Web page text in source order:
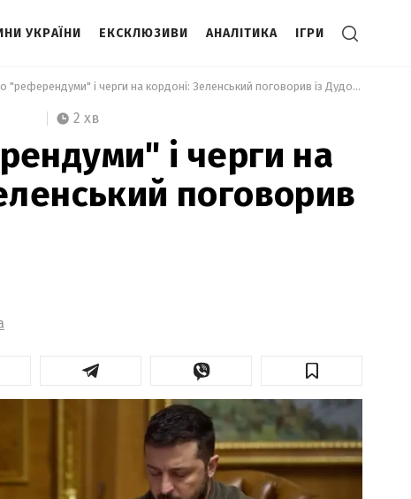
УКРАЇНИ ЕКСКЛЮЗИВИ АНАЛІТИКА ІГРИ
Про "референдуми" і черги на кордоні: Зеленський поговорив із Дудою
2 хв
і черги на
поговорив